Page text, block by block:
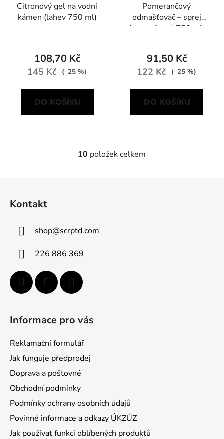
Citronový gel na vodní
kámen (lahev 750 ml)
108,70 Kč
145 Kč (–25 %)
DO KOŠÍKU
Pomerančový
odmašťovač – sprej
(rozprašovač 750 ml)
91,50 Kč
122 Kč (–25 %)
DO KOŠÍKU
O
10 položek celkem
Kontakt
shop@scrptd.com
226 886 369
Informace pro vás
Reklamační formulář
Jak funguje předprodej
Doprava a poštovné
Obchodní podmínky
Podmínky ochrany osobních údajů
Povinné informace a odkazy ÚKZÚZ
Jak používat funkci oblíbených produktů